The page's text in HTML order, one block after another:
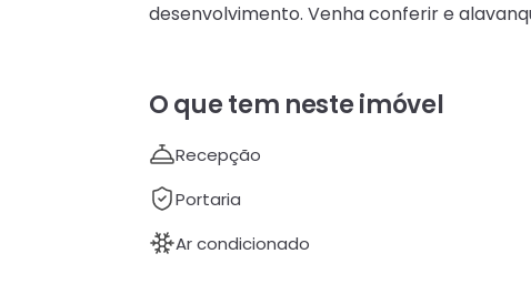
desenvolvimento. Venha conferir e
O que tem neste imóvel
Recepção
Portaria
Ar condicionado